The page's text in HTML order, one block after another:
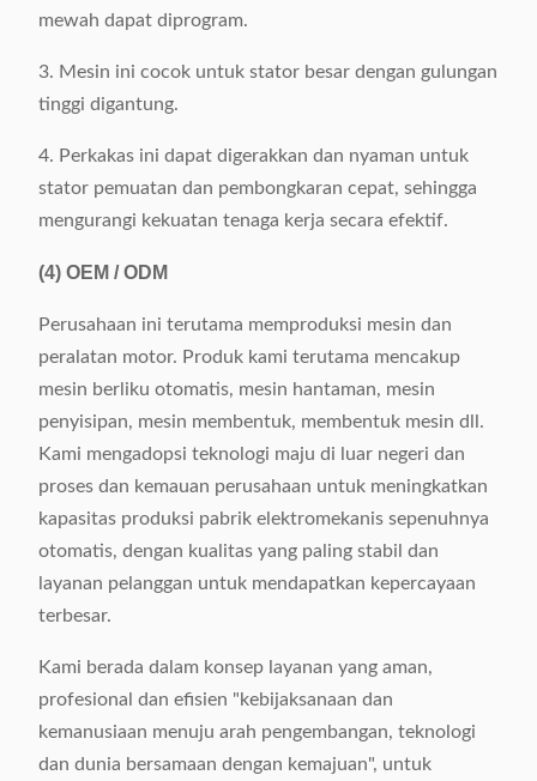
mewah dapat diprogram.
3. Mesin ini cocok untuk stator besar dengan gulungan
tinggi digantung.
4. Perkakas ini dapat digerakkan dan nyaman untuk
stator pemuatan dan pembongkaran cepat, sehingga
mengurangi kekuatan tenaga kerja secara efektif.
(4) OEM / ODM
Perusahaan ini terutama memproduksi mesin dan
peralatan motor. Produk kami terutama mencakup
mesin berliku otomatis, mesin hantaman, mesin
penyisipan, mesin membentuk, membentuk mesin dll.
Kami mengadopsi teknologi maju di luar negeri dan
proses dan kemauan perusahaan untuk meningkatkan
kapasitas produksi pabrik elektromekanis sepenuhnya
otomatis, dengan kualitas yang paling stabil dan
layanan pelanggan untuk mendapatkan kepercayaan
terbesar.
Kami berada dalam konsep layanan yang aman,
profesional dan efisien "kebijaksanaan dan
kemanusiaan menuju arah pengembangan, teknologi
dan dunia bersamaan dengan kemajuan", untuk